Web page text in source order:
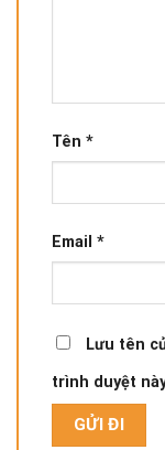
Tên *
Email *
Lưu tên
trình duyệt